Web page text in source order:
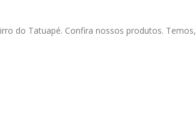
do Tatuapé. Confira nossos produtos. Temos,